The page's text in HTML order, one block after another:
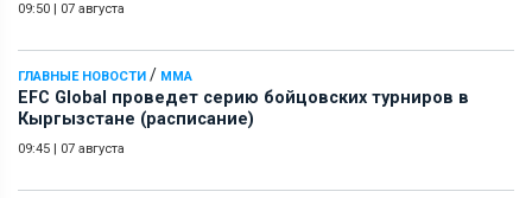
09:50 07 августа
ГЛАВНЫЕ НОВОСТИ / ММА
EFC Global проведет серию бойцовских турниров в
Кыргызстане (расписание)
09:45 07 августа